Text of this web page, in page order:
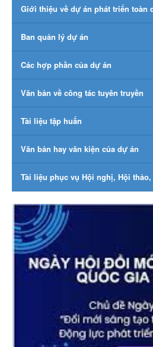
Giới thiệu về dự án phát triển toàn
Ban quản lý dự án
Các hợp phần của dự án
Văn bản về công tác tuyên truyền
Tài liệu tập huấn
Văn bản hay văn kiện của dự án
Tài liệu phục vụ Hội nghị, Hội thảo,